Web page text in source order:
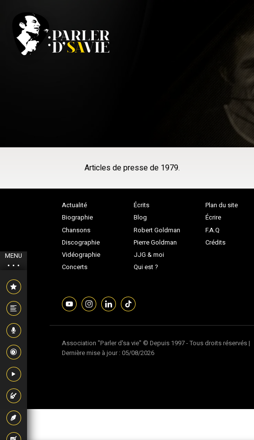
MENU
Articles de presse de 1979.
Actualité
Biographie
Chansons
Discographie
Vidéographie
Concerts
Écrits
Blog
Robert Goldman
Pierre Goldman
JJG & moi
Qui est ?
Plan du site
Écrire
F.A.Q
Crédits
Association "Parler d'sa vie" © Depuis 1997 - Tous droits réservés |
Dernière mise à jour : 05/08/2026